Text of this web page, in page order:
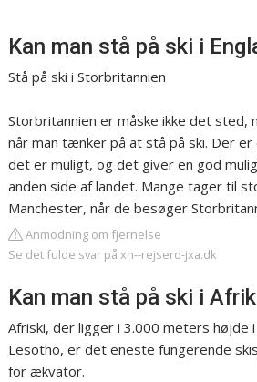
Kan man stå på ski i
Stå på ski i Storbritannien
Storbritannien er måske ikke det sted,
når man tænker på at stå på ski. Der
det er muligt, og det giver en god
anden side af landet. Mange tager til
Manchester, når de besøger
Anmodning om fjernelse
Se det fulde svar på xn--rejserd-jxa.dk
Kan man stå på ski i
Afriski, der ligger i 3.000 meters højde
Lesotho, er det eneste fungerende
for ækvator.